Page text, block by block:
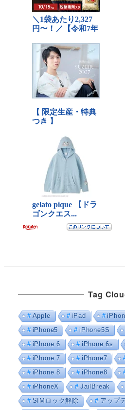
Tag
Apple iPad
iPhone5
iPhone5S
iPhone 6
iPhone 6s
iPhone 7
iPhone7
iPhone 8
iPhone8
iPhoneX
JailBreak
SIMロック解除
アップ